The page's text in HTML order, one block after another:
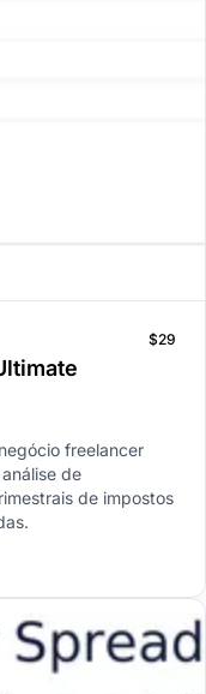
$29
freelancer
de
de impostos